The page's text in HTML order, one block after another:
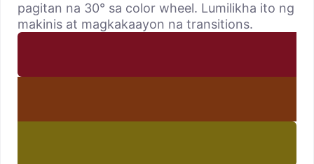
pagitan na 30° sa color wheel. Lumilikha ito ng
makinis at magkakaayon na transitions.